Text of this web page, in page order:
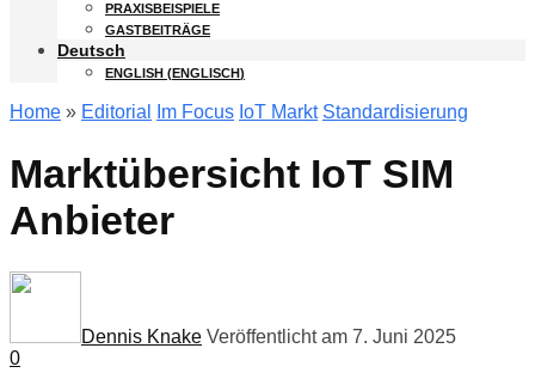
PRAXISBEISPIELE
GASTBEITRÄGE
Deutsch
ENGLISH (ENGLISCH)
Home » Editorial Im Focus IoT Markt Standardisierung
Marktübersicht IoT SIM
Anbieter
Dennis Knake Veröffentlicht am 7. Juni 2025
0